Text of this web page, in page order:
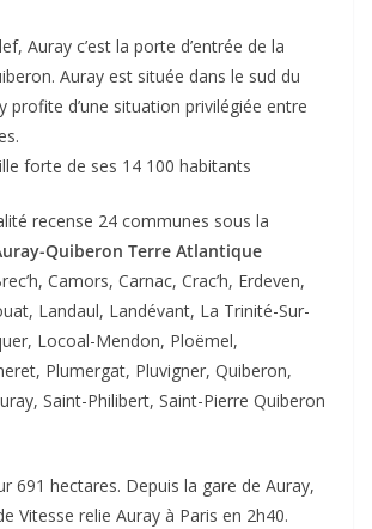
Auray c’est la porte d’entrée de la
Auray est située dans le sud du
profite d’une situation privilégiée entre
forte de ses 14 100 habitants
recense 24 communes sous la
Quiberon Terre Atlantique
Camors, Carnac, Crac’h, Erdeven,
Landaul, Landévant, La Trinité-Sur-
Locoal-Mendon, Ploëmel,
Plumergat, Pluvigner, Quiberon,
Saint-Philibert, Saint-Pierre Quiberon
691 hectares. Depuis la gare de Auray,
Vitesse relie Auray à Paris en 2h40.